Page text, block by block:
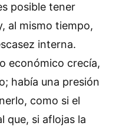
posible tener
al mismo tiempo,
interna.
económico crecía,
había una presión
como si el
que, si aflojas la